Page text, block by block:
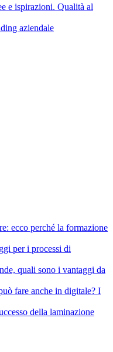
e ispirazioni. Qualità al
aziendale
ecco perché la formazione
per i processi di
quali sono i vantaggi da
fare anche in digitale? I
della laminazione